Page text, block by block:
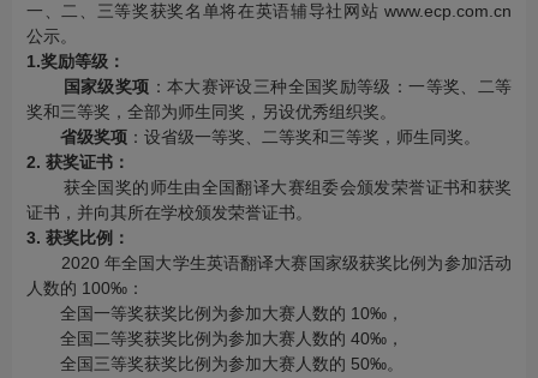
一、二、三等奖获奖名单将在英语辅导社网站 www.ecp.com.cn
公示。
1.奖励等级：
国家级奖项 ：本大赛评设三种全国奖励等级：一等奖、二等
奖和三等奖，全部为师生同奖，另设优秀组织奖。
省级奖项 ：设省级一等奖、二等奖和三等奖，师生同奖。
2. 获奖证书：
获全国奖的师生由全国翻译大赛组委会颁发荣誉证书和获奖
证书，并向其所在学校颁发荣誉证书。
3. 获奖比例：
2020 年全国大学生英语翻译大赛国家级获奖比例为参加活动
人数的 100‰：
全国一等奖获奖比例为参加大赛人数的 10‰，
全国二等奖获奖比例为参加大赛人数的 40‰，
全国三等奖获奖比例为参加大赛人数的 50‰。